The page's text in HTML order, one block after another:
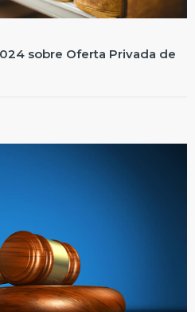
sobre Oferta Privada de